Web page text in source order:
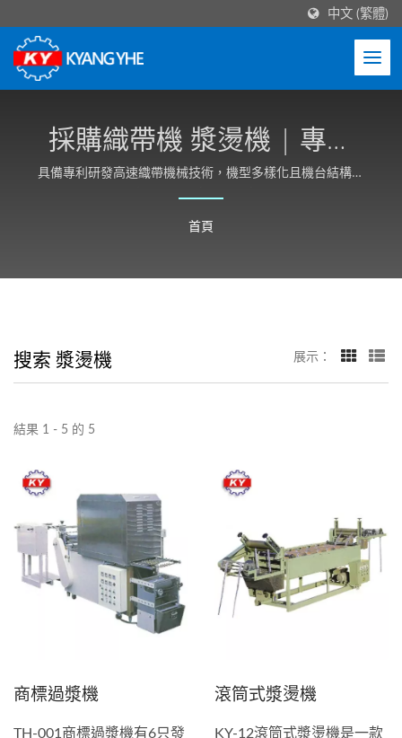
中文 (繁體)
採購織帶機 漿燙機 | 專業
高速織帶機械製造商 -
Kyang Yhe (KY)
具備專利研發高速織帶機械技術，機型多樣化且機台結構穩
定性高，並可依客戶需求客製化。
首頁
搜索 漿燙機 展示：
結果 1 - 5 的 5
商標過漿機
TH-001商標過漿機有6只發
滾筒式漿燙機
KY-12滾筒式漿燙機是一款